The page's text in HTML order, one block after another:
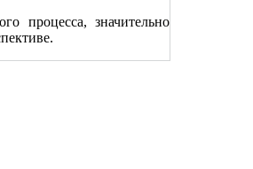
процесса, значительно